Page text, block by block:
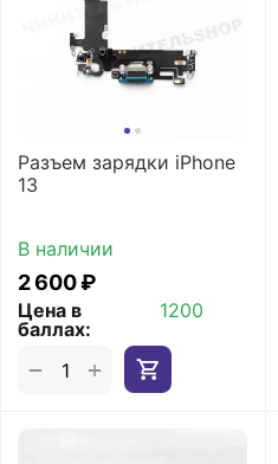
Разъем зарядки iPhone
13
В наличии
2 600₽
Цена в
баллах:
1200
+
−